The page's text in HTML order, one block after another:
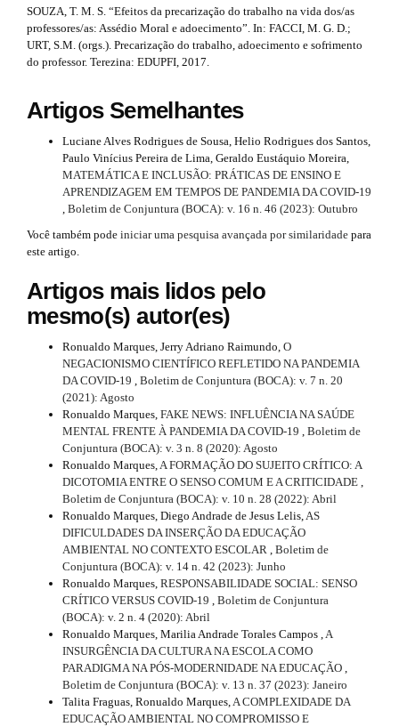
SOUZA, T. M. S. “Efeitos da precarização do trabalho na vida dos/as
professores/as: Assédio Moral e adoecimento”. In: FACCI, M. G. D.;
URT, S.M. (orgs.). Precarização do trabalho, adoecimento e sofrimento
do professor. Terezina: EDUPFI, 2017.
Artigos Semelhantes
Luciane Alves Rodrigues de Sousa, Helio Rodrigues dos Santos,
Paulo Vinícius Pereira de Lima, Geraldo Eustáquio Moreira,
MATEMÁTICA E INCLUSÃO: PRÁTICAS DE ENSINO E
APRENDIZAGEM EM TEMPOS DE PANDEMIA DA COVID-19
Boletim de Conjuntura (BOCA): v. 16 n. 46 (2023): Outubro
Você também pode iniciar uma pesquisa avançada por similaridade para
este artigo.
Artigos mais lidos pelo
mesmo(s) autor(es)
Ronualdo Marques, Jerry Adriano Raimundo, O
NEGACIONISMO CIENTÍFICO REFLETIDO NA PANDEMIA
DA COVID-19
Boletim de Conjuntura (BOCA): v. 7 n. 20
(2021): Agosto
Ronualdo Marques, FAKE NEWS: INFLUÊNCIA NA SAÚDE
MENTAL FRENTE À PANDEMIA DA COVID-19
Boletim de
Conjuntura (BOCA): v. 3 n. 8 (2020): Agosto
Ronualdo Marques, A FORMAÇÃO DO SUJEITO CRÍTICO: A
DICOTOMIA ENTRE O SENSO COMUM E A CRITICIDADE
Boletim de Conjuntura (BOCA): v. 10 n. 28 (2022): Abril
Ronualdo Marques, Diego Andrade de Jesus Lelis, AS
DIFICULDADES DA INSERÇÃO DA EDUCAÇÃO
AMBIENTAL NO CONTEXTO ESCOLAR
Boletim de
Conjuntura (BOCA): v. 14 n. 42 (2023): Junho
Ronualdo Marques, RESPONSABILIDADE SOCIAL: SENSO
CRÍTICO VERSUS COVID-19
Boletim de Conjuntura
(BOCA): v. 2 n. 4 (2020): Abril
Ronualdo Marques, Marilia Andrade Torales Campos , A
INSURGÊNCIA DA CULTURA NA ESCOLA COMO
PARADIGMA NA PÓS-MODERNIDADE NA EDUCAÇÃO
Boletim de Conjuntura (BOCA): v. 13 n. 37 (2023): Janeiro
Talita Fraguas, Ronualdo Marques, A COMPLEXIDADE DA
EDUCAÇÃO AMBIENTAL NO COMPROMISSO E